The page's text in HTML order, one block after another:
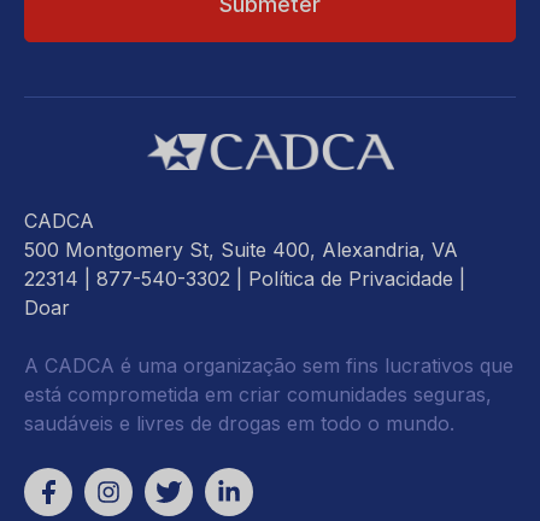
CADCA
500 Montgomery St, Suite 400, Alexandria, VA
22314 | 877-540-3302 | Política de Privacidade
Doar
A CADCA é uma organização sem fins lucrativos que
está comprometida em criar comunidades seguras,
saudáveis e livres de drogas em todo o mundo.